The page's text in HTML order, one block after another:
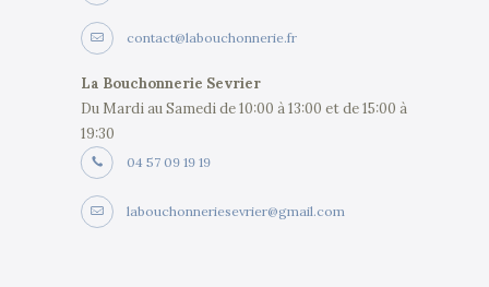
contact@labouchonnerie.fr
La Bouchonnerie Sevrier
Du Mardi au Samedi de 10:00 à 13:00 et de 15:00 à
19:30
04 57 09 19 19
labouchonneriesevrier@gmail.com